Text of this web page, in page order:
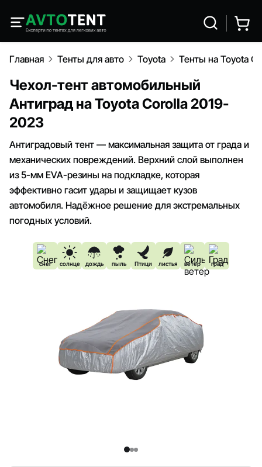
Главная Тенты для авто Toyota Тенты на Toyota
Чехол-тент автомобильный
Антиград на Toyota Corolla 2019-
2023
Антиградовый тент — максимальная защита от града и
механических повреждений. Верхний слой выполнен
из 5-мм EVA-резины на подкладке, которая
эффективно гасит удары и защищает кузов
автомобиля. Надёжное решение для экстремальных
погодных условий.
снег солнце дождь пыль Птици листья ветер град